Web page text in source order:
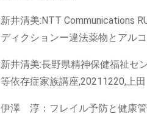
新井清美:NTT Communications
ディクションー違法薬物とアル
新井清美:長野県精神保健福祉セ
等依存症家族講座,20211220,上田
伊澤 淳：フレイル予防と健康管